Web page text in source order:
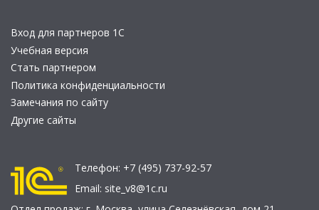
Вход для партнеров 1С
Учебная версия
Стать партнером
Политика конфиденциальности
Замечания по сайту
Другие сайты
Телефон: +7 (495) 737-92-57
Email: site_v8@1c.ru